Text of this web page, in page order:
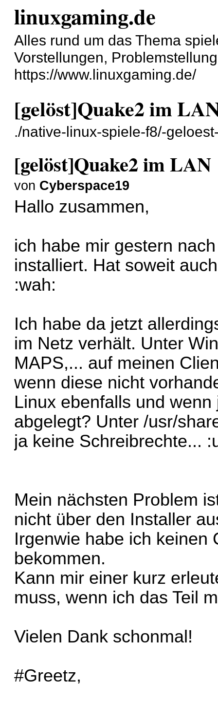
linuxgaming.de
Alles rund um das Thema
Vorstellungen,
https://www.linuxgaming.de/
[gelöst]Quake2 im
./native-linux-spiele-f8/-
[gelöst]Quake2 im LAN
von Cyberspace19
Hallo zusammen,
ich habe mir gestern
installiert. Hat soweit
:wah:
Ich habe da jetzt
im Netz verhält. Unter
MAPS,... auf meinen
wenn diese nicht
Linux ebenfalls und
abgelegt? Unter /usr/
ja keine Schreibrechte...
Mein nächsten Problem
nicht über den Installer
Irgenwie habe ich keinen
bekommen.
Kann mir einer kurz
muss, wenn ich das Teil
Vielen Dank schonmal!
#Greetz,